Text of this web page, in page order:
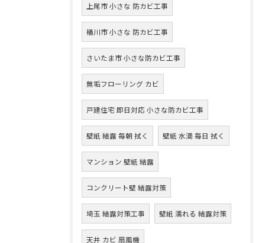
上尾市 小さな 防カビ工事
桶川市 小さな 防カビ工事
さいたま市 小さな防カビ工事
無垢フローリング カビ
戸建住宅 即日対応 小さな防カビ工事
壁紙 結露 毎朝 拭く 壁紙 水滴 毎日 拭く
マンション 壁紙 結露
コンクリート壁 結露対策
埼玉 結露対策工事 壁紙 濡れる 結露対策
天井 カビ 扇風機